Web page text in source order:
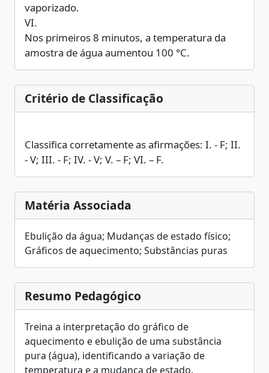
vaporizado.
VI.
Nos primeiros 8 minutos, a temperatura da
amostra de água aumentou 100 °C.
Critério de Classificação
Classifica corretamente as afirmações: I. - F; II.
- V; III. - F; IV. - V; V. – F; VI. – F.
Matéria Associada
Ebulição da água; Mudanças de estado físico;
Gráficos de aquecimento; Substâncias puras
Resumo Pedagógico
Treina a interpretação do gráfico de
aquecimento e ebulição de uma substância
pura (água), identificando a variação de
temperatura e a mudança de estado.